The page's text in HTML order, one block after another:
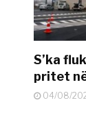
S’ka
pritet
04/08/